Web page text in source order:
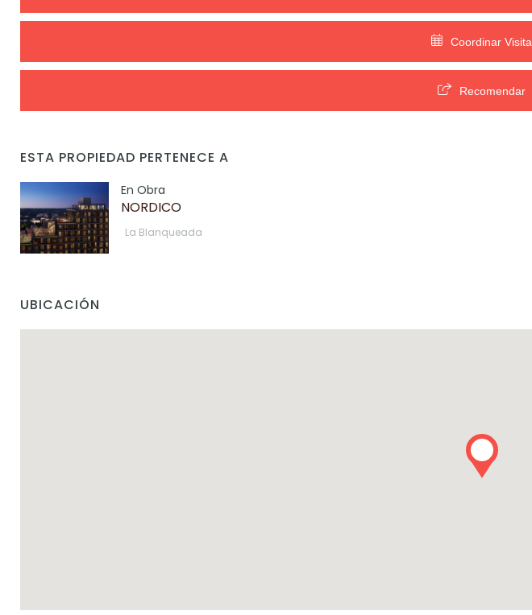
Coordinar Visita
Recomendar
ESTA PROPIEDAD PERTENECE A
En Obra
NORDICO
La Blanqueada
UBICACIÓN